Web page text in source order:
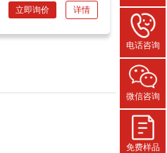
立即询价
详情
电话咨询
微信咨询
免费样品